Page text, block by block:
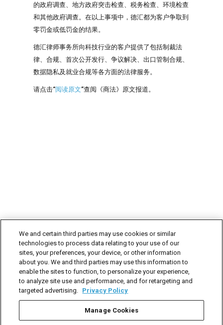
的政府调查、地方政府突击检查、税务检查、环境检查
和其他政府调查。在以上事项中，德汇都为客户争取到
零罚金或低罚金的结果。
德汇律师事务所向科技行业的客户提供了包括制裁法
律、合规、首次公开发行、争议解决、出口管制合规、
数据隐私及就业合规等各方面的法律服务。
请点击“阅读原文”查阅《商法》原文报道。
© 2026 Dorsey & Whitney LLP
律师广告 联系我们 使用条款
We and certain third parties may use cookies or similar
technologies to process data relating to your use of our
sites, your preferences, your device, or other information
about you. We and third parties may use this information to
enable the sites to function, to personalize your experience,
to analyze site use and performance, and for retargeting and
targeted advertising. Privacy Policy
Manage Cookies